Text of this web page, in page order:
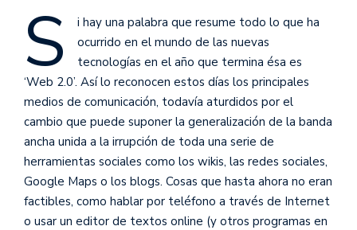
S
i hay una palabra que resume todo lo que ha
ocurrido en el mundo de las nuevas
tecnologías en el año que termina ésa es
‘Web 2.0’. Así lo reconocen estos días los principales
medios de comunicación, todavía aturdidos por el
cambio que puede suponer la generalización de la banda
ancha unida a la irrupción de toda una serie de
herramientas sociales como los wikis, las redes sociales,
Google Maps o los blogs. Cosas que hasta ahora no eran
factibles, como hablar por teléfono a través de Internet
o usar un editor de textos online (y otros programas en